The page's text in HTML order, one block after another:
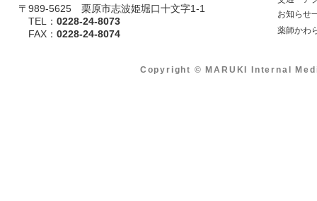
〒989-5625 栗原市志波姫堀口十文字1-1
TEL： 0228-24-8073
​ FAX： 0228-24-8074
お知らせ
薬師かわ
Copyright © MARUKI Internal